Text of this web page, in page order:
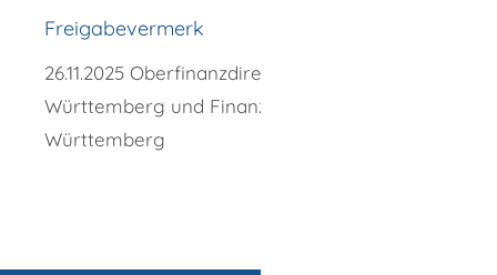
Freigabevermerk
26.11.2025 Oberfinanzdirektion Baden-
Württemberg und Finanzministerium Baden-
Württemberg